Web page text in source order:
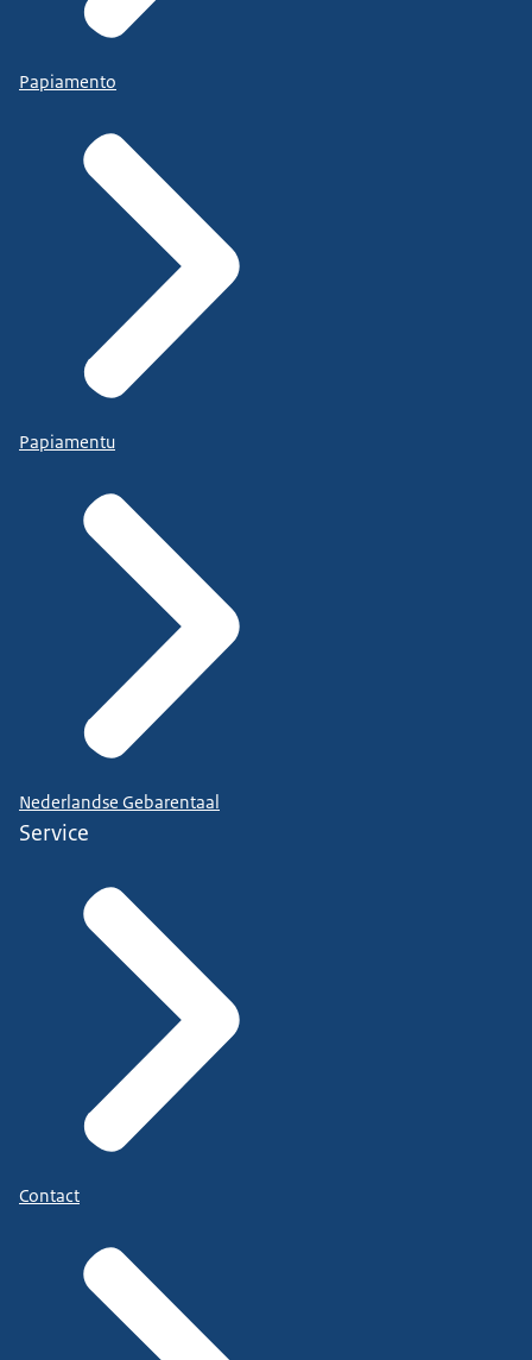
Papiamento
Papiamentu
Nederlandse Gebarentaal
Service
Contact